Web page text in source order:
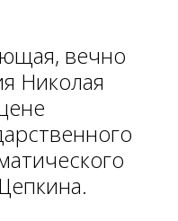
вечно
Николая